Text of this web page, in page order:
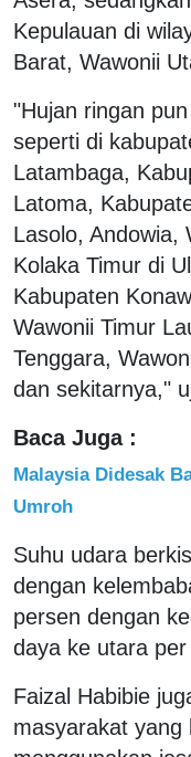
Kepulauan di
Barat, Wawonii
"Hujan ringan
seperti di
Latambaga,
Latoma,
Lasolo, Andowia,
Kolaka Timur di
Kabupaten
Wawonii Timur
Tenggara,
dan sekitarnya,"
Baca Juga :
Malaysia Didesak
Umroh
Suhu udara
dengan
persen dengan
daya ke utara
Faizal Habibie
masyarakat yang